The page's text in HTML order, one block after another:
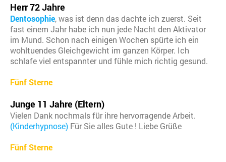
Herr 72 Jahre
Dentosophie, was ist denn das dachte ich zuerst. Seit
fast einem Jahr habe ich nun jede Nacht den Aktivator
im Mund. Schon nach einigen Wochen spürte ich ein
wohltuendes Gleichgewicht im ganzen Körper. Ich
schlafe viel entspannter und fühle mich richtig gesund.
Fünf Sterne
Junge 11 Jahre (Eltern)
Vielen Dank nochmals für ihre hervorragende Arbeit.
(Kinderhypnose) Für Sie alles Gute ! Liebe Grüße
Fünf Sterne